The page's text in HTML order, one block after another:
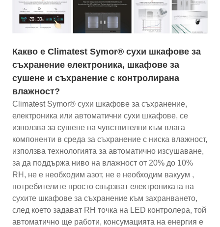
Какво е Climatest Symor® сухи шкафове за
съхранение електроника, шкафове за
сушене и съхранение с контролирана
влажност?
Climatest Symor® сухи шкафове за съхранение,
електроника или автоматични сухи шкафове, се
използва за сушене на чувствителни към влага
компоненти в среда за съхранение с ниска влажност,
използва технологията за автоматично изсушаване,
за да поддържа ниво на влажност от 20% до 10%
RH, не е необходим азот, не е необходим вакуум ,
потребителите просто свързват електрониката на
сухите шкафове за съхранение към захранването,
след което задават RH точка на LED контролера, той
автоматично ще работи, консумацията на енергия е